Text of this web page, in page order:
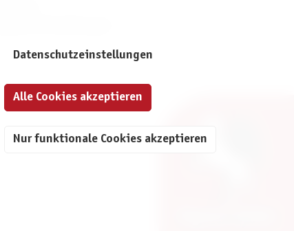
Datenschutzeinstellungen
Nur funktionale Cookies akzeptieren
Alle Cookies akzeptieren